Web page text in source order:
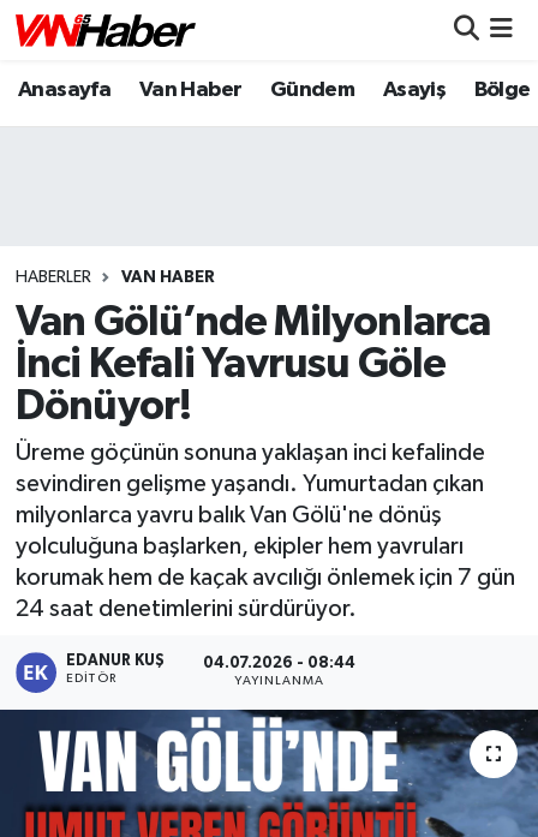
Anasayfa Van Haber Gündem Asayiş Bölge
HABERLER VAN HABER
Van Gölü’nde Milyonlarca
İnci Kefali Yavrusu Göle
Dönüyor!
Üreme göçünün sonuna yaklaşan inci kefalinde
sevindiren gelişme yaşandı. Yumurtadan çıkan
milyonlarca yavru balık Van Gölü'ne dönüş
yolculuğuna başlarken, ekipler hem yavruları
korumak hem de kaçak avcılığı önlemek için 7 gün
24 saat denetimlerini sürdürüyor.
EDANUR KUŞ
EDITÖR
04.07.2026 - 08:44
YAYINLANMA
Nöbetçi Eczaneler
Puan Durumu ve Fikstür
Tüm Manşetler
Son Dakika Haberleri
Haber Arşivi